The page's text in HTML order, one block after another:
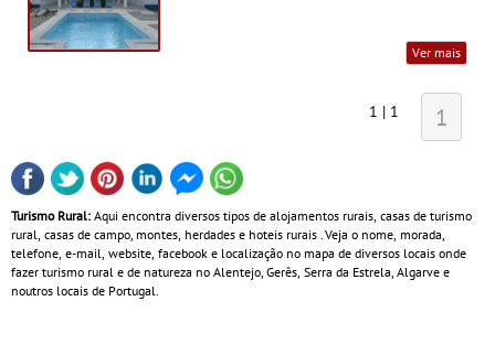
Ver mais
1 | 1 1
Turismo Rural: Aqui encontra diversos tipos de alojamentos rurais, casas de turismo
rural, casas de campo, montes, herdades e hoteis rurais . Veja o nome, morada,
telefone, e-mail, website, facebook e localização no mapa de diversos locais onde
fazer turismo rural e de natureza no Alentejo, Gerês, Serra da Estrela, Algarve e
noutros locais de Portugal.